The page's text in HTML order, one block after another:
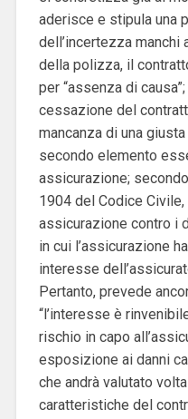
aderisce e stipula una
dell’incertezza manchi
della polizza, il
per “assenza di
cessazione del
mancanza di una
secondo elemento
assicurazione;
1904 del Codice
assicurazione contro i
in cui l’assicurazione
interesse
Pertanto, prevede
“l’interesse è
rischio in capo
esposizione ai danni
che andrà valutato
caratteristiche del